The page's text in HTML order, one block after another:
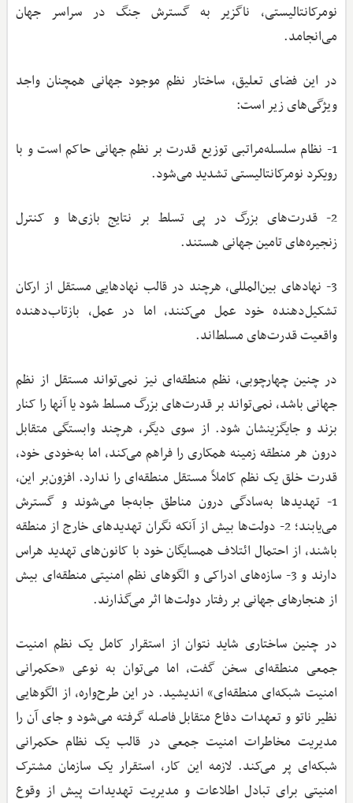
نومرکانتالیستی، ناگزیر به گسترش جنگ در سراسر جهان
می‌انجامد.
در این فضای تعلیق، ساختار نظم موجود جهانی همچنان واجد
ویژگی‌های زیر است:
1- نظام سلسله‌مراتبی توزیع قدرت بر نظم جهانی حاکم است و با
رویکرد نومرکانتالیستی تشدید می‌شود. ‌
2- قدرت‌های بزرگ در پی تسلط بر نتایج بازی‌ها و کنترل
زنجیره‌های تامین جهانی هستند. ‌
3- نهادهای بین‌المللی، هرچند در قالب نهادهایی مستقل از ارکان
تشکیل‌دهنده خود عمل می‌کنند، اما در عمل، بازتاب‌دهنده
واقعیت قدرت‌های مسلط‌اند. ‌
در چنین چهارچوبی، نظم منطقه‌ای نیز نمی‌تواند مستقل از نظم
جهانی باشد، نمی‌تواند بر قدرت‌های بزرگ مسلط شود یا آنها را کنار
بزند و جایگزینشان شود. از سوی دیگر، هرچند وابستگی متقابل
درون هر منطقه زمینه همکاری را فراهم می‌کند، اما به‌خودی خود،
قدرت خلق یک نظم کاملاً مستقل منطقه‌ای را ندارد. افزون‌بر این،
1- تهدیدها به‌سادگی درون مناطق جابه‌جا می‌شوند و گسترش
می‌یابند؛ 2- دولت‌ها بیش از آنکه نگران تهدیدهای خارج از منطقه
باشند، از احتمال ائتلاف همسایگان خود با کانون‌های تهدید هراس
دارند و 3- سازه‌های ادراکی و الگوهای نظم امنیتی منطقه‌ای بیش
از هنجارهای جهانی بر رفتار دولت‌ها اثر می‌گذارند. ‌
در چنین ساختاری شاید نتوان از استقرار کامل یک نظم امنیت
جمعی منطقه‌ای سخن گفت، اما می‌توان به نوعی «حکمرانی
امنیت شبکه‌ای منطقه‌ای» اندیشید. در این طرح‌واره، از الگوهایی
نظیر ناتو و تعهدات دفاع متقابل فاصله گرفته می‌شود و جای آن را
مدیریت مخاطرات امنیت جمعی در قالب یک نظام حکمرانی
شبکه‌ای پر می‌کند. لازمه این کار، استقرار یک سازمان مشترک
امنیتی برای تبادل اطلاعات و مدیریت تهدیدات پیش از وقوع